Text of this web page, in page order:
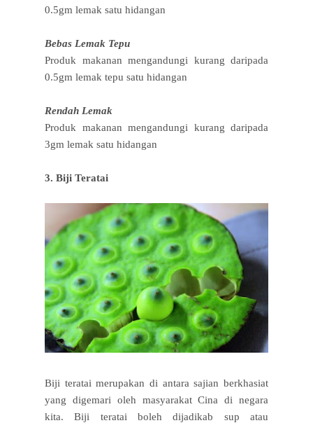
0.5gm lemak satu hidangan
Bebas Lemak Tepu
Produk makanan mengandungi kurang daripada
0.5gm lemak tepu satu hidangan
Rendah Lemak
Produk makanan mengandungi kurang daripada
3gm lemak satu hidangan
3. Biji Teratai
Biji teratai merupakan di antara sajian berkhasiat
yang digemari oleh masyarakat Cina di negara
kita. Biji teratai boleh dijadikab sup atau